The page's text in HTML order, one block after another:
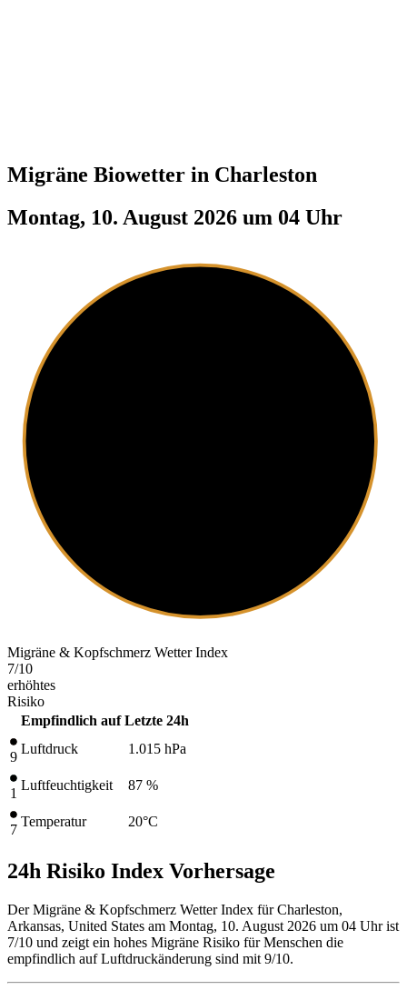
Migräne Biowetter in Charleston
Montag, 10. August 2026 um 04 Uhr
Migräne & Kopfschmerz Wetter Index
7/10
erhöhtes
Risiko
Empfindlich auf Letzte 24h
9
Luftdruck 1.015 hPa
1
Luftfeuchtigkeit 87 %
7
Temperatur 20°C
24h Risiko Index Vorhersage
Der Migräne & Kopfschmerz Wetter Index für Charleston,
Arkansas, United States am Montag, 10. August 2026 um 04 Uhr ist
7/10 und zeigt ein hohes Migräne Risiko für Menschen die
empfindlich auf Luftdruckänderung sind mit 9/10.